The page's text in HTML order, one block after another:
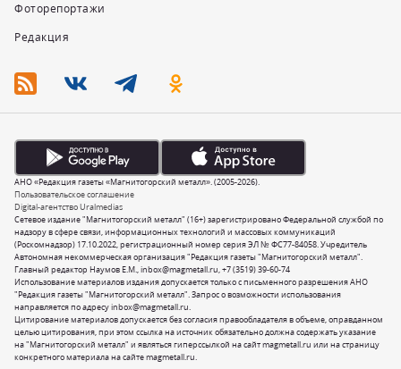
Фоторепортажи
Редакция
Сетевое издание "Магнитогорский металл" (16+) зарегистрировано Федеральной службой по
надзору в сфере связи, информационных технологий и массовых коммуникаций
(Роскомнадзор) 17.10.2022, регистрационный номер серия ЭЛ № ФС77-84058. Учредитель
Автономная некоммерческая организация "Редакция газеты "Магнитогорский металл".
Главный редактор Наумов Е.М.,inbox@magmetall.ru,+7 (3519) 39-60-74
Использование материалов издания допускается только с письменного разрешения АНО
"Редакция газеты "Магнитогорский металл". Запрос о возможности использования
направляется по адресуinbox@magmetall.ru.
Цитирование материалов допускается без согласия правообладателя в объеме, оправданном
целью цитирования, при этом ссылка на источник обязательно должна содержать указание
на "Магнитогорский металл" и являться гиперссылкой на сайт magmetall.ru или на страницу
конкретного материала на сайте magmetall.ru.
Пользовательское соглашение
Digital-агентство Uralmedias
АНО «Редакция газеты «Магнитогорский металл». (2005-2026).